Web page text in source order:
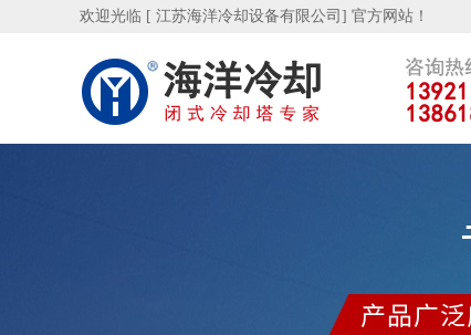
欢迎光临 [ 江苏海洋冷却设备有限公司] 官方网站！